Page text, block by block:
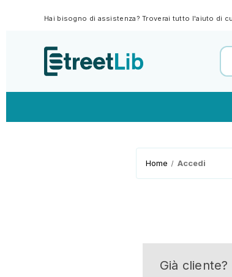
Hai bisogno di assistenza? Troverai tutto l'aiuto di
Home Accedi
Già cliente?